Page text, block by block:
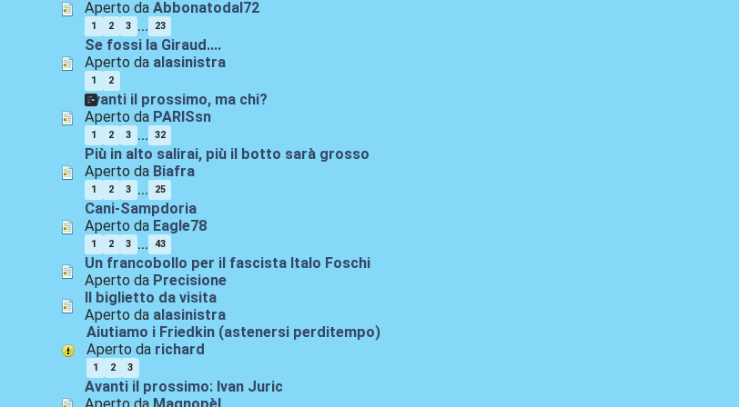
Aperto daAbbonatodal72
1 2 3 ... 23
Se fossi la Giraud....
Aperto da alasinistra
1 2
avanti il prossimo, ma chi?
Aperto da PARISsn
1 2 3 ... 32
Più in alto salirai, più il botto sarà grosso
Aperto da Biafra
1 2 3 ... 25
Cani-Sampdoria
Aperto da Eagle78
1 2 3 ... 43
Un francobollo per il fascista Italo Foschi
Aperto da Precisione
Il biglietto da visita
Aperto da alasinistra
Aiutiamo i Friedkin (astenersi perditempo)
Aperto da richard
1 2 3
Avanti il prossimo: Ivan Juric
Aperto da Magnopèl